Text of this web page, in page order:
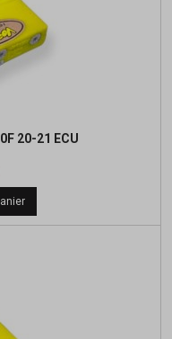
20-21 ECU
Prix
de
base